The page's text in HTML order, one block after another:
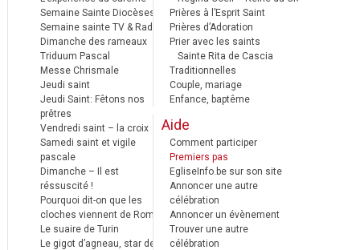
Semaine Sainte Diocèses
Semaine sainte TV & Radio
Dimanche des rameaux
Triduum Pascal
Messe Chrismale
Jeudi saint
Jeudi Saint: Fêtons nos
prêtres
Vendredi saint – la croix
Samedi saint et vigile
pascale
Dimanche – Il est
réssuscité !
Pourquoi dit-on que les
cloches viennent de Rome ?
Le suaire de Turin
Le gigot d’agneau, star des
Prières à l’Esprit Saint
Prières d’Adoration
Prier avec les saints
Sainte Rita de Cascia
Traditionnelles
Couple, mariage
Enfance, baptême
Aide
Comment participer
Premiers pas
EgliseInfo.be sur son site
Annoncer une autre
célébration
Annoncer un évènement
Trouver une autre
célébration